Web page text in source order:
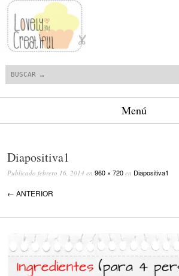
Menú
Diapositiva1
Publicado febrero 16, 2014 en 960 × 720 en Diapositiva1
← ANTERIOR